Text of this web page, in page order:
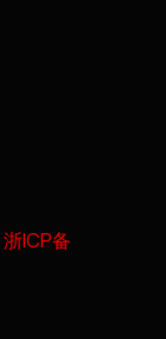
浙ICP备